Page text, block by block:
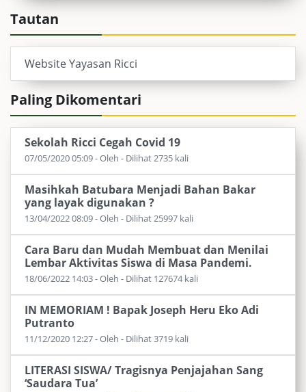
Tautan
Website Yayasan Ricci
Paling Dikomentari
Sekolah Ricci Cegah Covid 19
07/05/2020 05:09 - Oleh - Dilihat 2735 kali
Masihkah Batubara Menjadi Bahan Bakar
yang layak digunakan ?
13/04/2022 08:09 - Oleh - Dilihat 25997 kali
Cara Baru dan Mudah Membuat dan Menilai
Lembar Aktivitas Siswa di Masa Pandemi.
18/06/2022 14:03 - Oleh - Dilihat 127674 kali
IN MEMORIAM ! Bapak Joseph Heru Eko Adi
Putranto
11/12/2020 12:27 - Oleh - Dilihat 3719 kali
LITERASI SISWA/ Tragisnya Penjajahan Sang
‘Saudara Tua’